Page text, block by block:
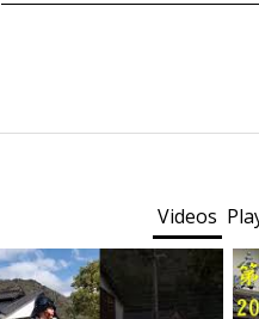
Videos